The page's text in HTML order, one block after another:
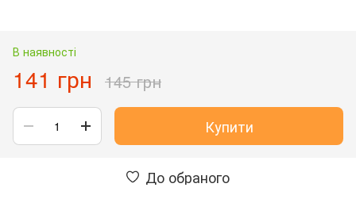
В наявності
141 грн 145 грн
Купити
До обраного